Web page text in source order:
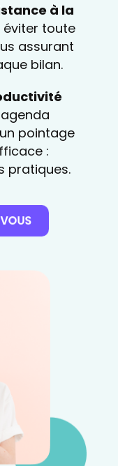
à la
éviter toute
assurant
bilan.
pointage
:
pratiques.